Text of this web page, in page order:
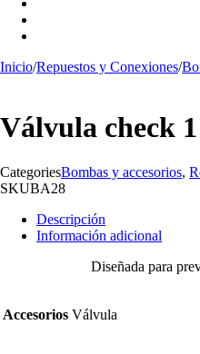
Inicio/Repuestos y Conexiones/
Válvula check
CategoriesBombas y accesorios,
SKUBA28
Descripción
Información adicional
Diseñada para
Accesorios Válvula